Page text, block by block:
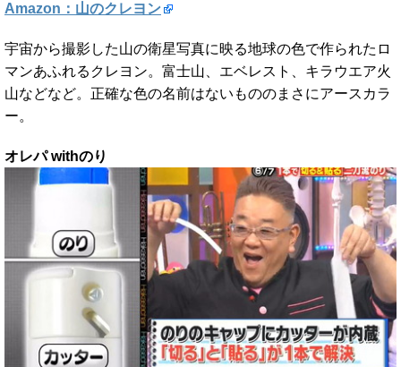
Amazon：山のクレヨン
宇宙から撮影した山の衛星写真に映る地球の色で作られたロ
マンあふれるクレヨン。富士山、エベレスト、キラウエア火
山などなど。正確な色の名前はないもののまさにアースカラ
ー。
オレパ withのり